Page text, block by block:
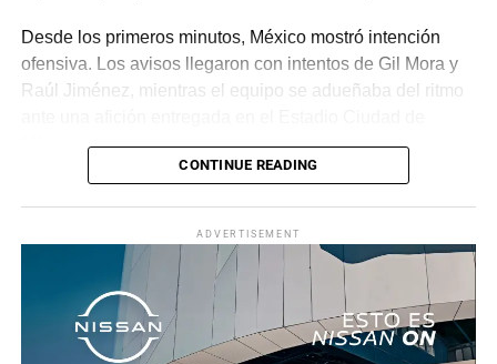
Desde los primeros minutos, México mostró intención
ofensiva. Los avisos llegaron con intentos de Gil Mora y
Raúl Jiménez, mientras el equipo se adueñaba del ritmo
Roberto “Piojo” Alvarado asistió a Julián Quiñones, quien
definió con categoría dentro del área para abrir el
marcador.
El dominio mexicano se mantuvo y no tardó en reflejarse
CONTINUE READING
ADVERTISEMENT